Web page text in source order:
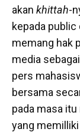
akan khittah-
kepada
memang hak
media sebagai
pers
bersama
pada masa
yang